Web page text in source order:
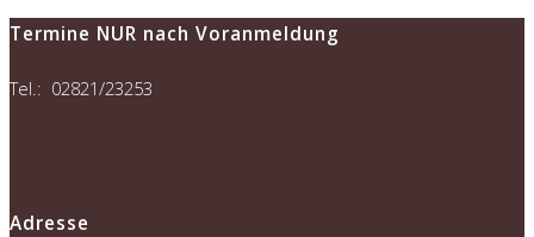
Termine NUR nach Voranmeldung
Tel.: 02821/23253
Adresse